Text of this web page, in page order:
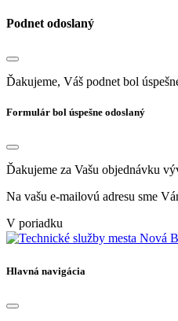
Podnet odoslaný
Ďakujeme, Váš podnet bol
Formulár bol úspešne odoslaný
Ďakujeme za Vašu objednávku
Na vašu e-mailovú adresu sme
V poriadku
Hlavná navigácia